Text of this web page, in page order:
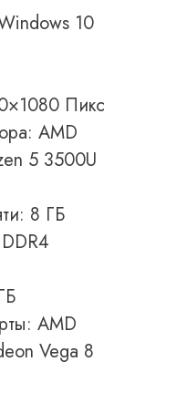
10
Пикс
AMD
5 3500U
8 ГБ
AMD
Vega 8